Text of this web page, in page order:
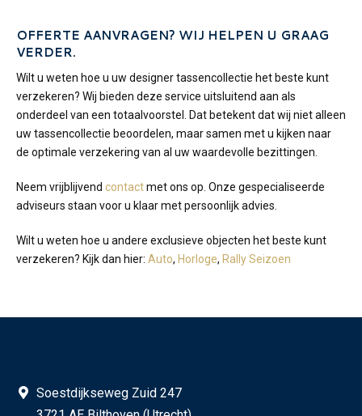
OFFERTE AANVRAGEN? WIJ HELPEN U GRAAG
VERDER.
Wilt u weten hoe u uw designer tassencollectie het beste kunt
verzekeren? Wij bieden deze service uitsluitend aan als
onderdeel van een totaalvoorstel. Dat betekent dat wij niet alleen
uw tassencollectie beoordelen, maar samen met u kijken naar
de optimale verzekering van al uw waardevolle bezittingen.
Neem vrijblijvend contactmet ons op. Onze gespecialiseerde
adviseurs staan voor u klaar met persoonlijk advies.
Wilt u weten hoe u andere exclusieve objecten het beste kunt
verzekeren? Kijk dan hier: Auto, Horloge, Rally Seizoen
Soestdijkseweg Zuid 247